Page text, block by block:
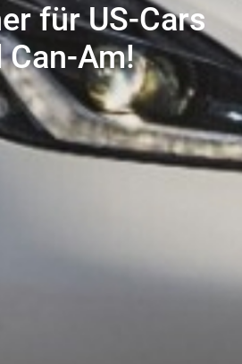
für US-Cars
Can-Am!